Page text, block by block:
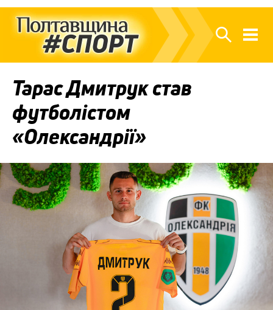
Тарас Дмитрук став
футболістом
«Олександрії»